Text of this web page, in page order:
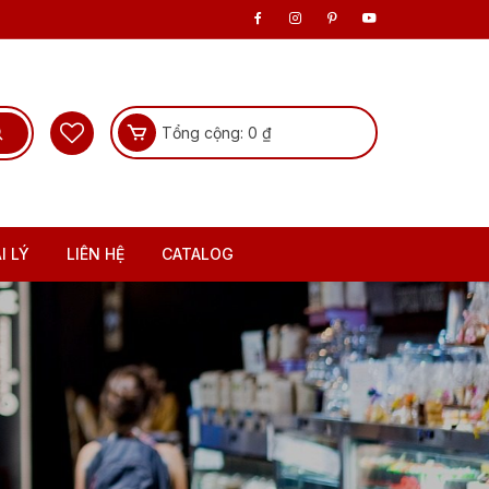
Tổng cộng: 0 ₫
LÝ LIÊN HỆ CATALOG